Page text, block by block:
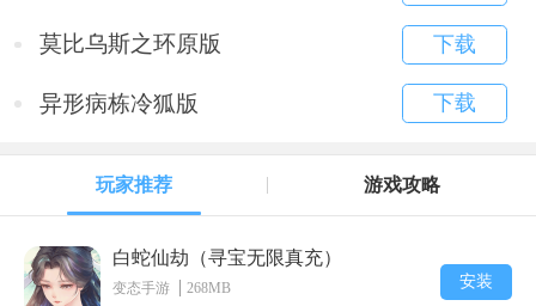
莫比乌斯之环原版 下载
异形病栋冷狐版 下载
玩家推荐 游戏攻略
白蛇仙劫（寻宝无限真充）
变态手游
268MB
安装